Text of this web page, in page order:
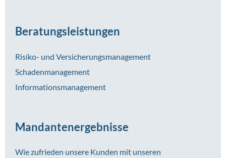
Beratungsleistungen
Risiko- und Versicherungsmanagement
Schadenmanagement
Informationsmanagement
Mandantenergebnisse
Wie zufrieden unsere Kunden mit unseren